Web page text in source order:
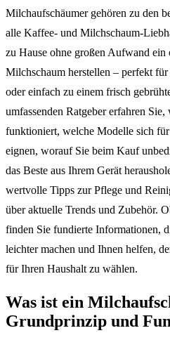
Milchaufschäumer gehören zu den
alle Kaffee- und Milchschaum-
zu Hause ohne großen Aufwand
Milchschaum herstellen – perfekt
oder einfach zu einem frisch
umfassenden Ratgeber erfahren
funktioniert, welche Modelle sich
eignen, worauf Sie beim Kauf
das Beste aus Ihrem Gerät
wertvolle Tipps zur Pflege und
über aktuelle Trends und Zubehör.
finden Sie fundierte Informationen,
leichter machen und Ihnen helfen,
für Ihren Haushalt zu wählen.
Was ist ein
Grundprinzip und